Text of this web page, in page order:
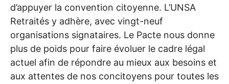
d’appuyer la convention citoyenne. L’UNSA
Retraités y adhère, avec vingt-neuf
organisations signataires. Le Pacte nous donne
plus de poids pour faire évoluer le cadre légal
actuel afin de répondre au mieux aux besoins et
aux attentes de nos concitoyens pour toutes les